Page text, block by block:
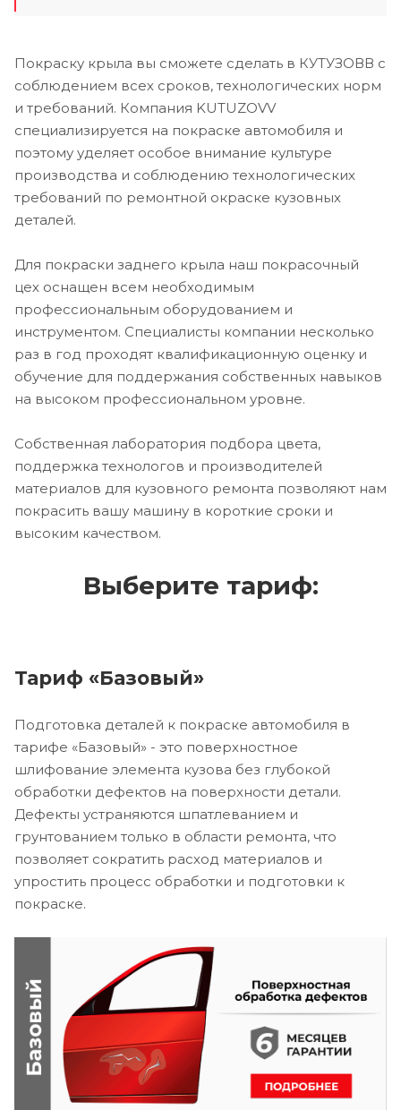
Покраску крыла вы сможете сделать в КУТУЗОВВ с
соблюдением всех сроков, технологических норм
и требований. Компания KUTUZOVV
специализируется на покраске автомобиля и
поэтому уделяет особое внимание культуре
производства и соблюдению технологических
требований по ремонтной окраске кузовных
деталей.
Для покраски заднего крыла наш покрасочный
цех оснащен всем необходимым
профессиональным оборудованием и
инструментом. Специалисты компании несколько
раз в год проходят квалификационную оценку и
обучение для поддержания собственных навыков
на высоком профессиональном уровне.
Собственная лаборатория подбора цвета,
поддержка технологов и производителей
материалов для кузовного ремонта позволяют нам
покрасить вашу машину в короткие сроки и
высоким качеством.
Выберите тариф:
Тариф «Базовый»
Подготовка деталей к покраске автомобиля в
тарифе «Базовый» - это поверхностное
шлифование элемента кузова без глубокой
обработки дефектов на поверхности детали.
Дефекты устраняются шпатлеванием и
грунтованием только в области ремонта, что
позволяет сократить расход материалов и
упростить процесс обработки и подготовки к
покраске.